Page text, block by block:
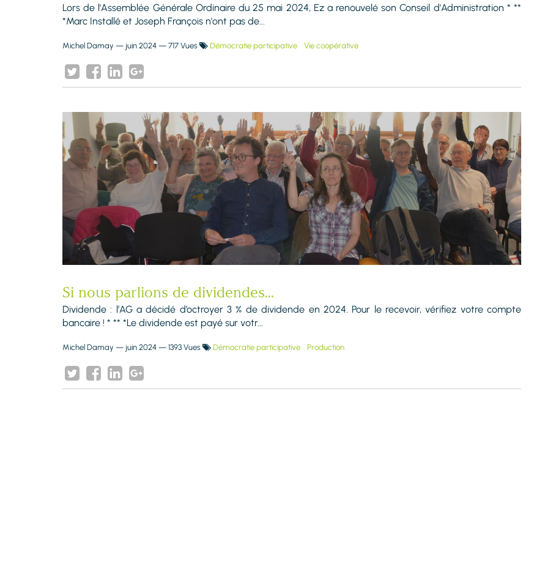
Lors de l'Assemblée Générale Ordinaire du 25 mai 2024, Ez a renouvelé son Conseil d'Administration * **
*Marc Installé et Joseph François n'ont pas de...
Michel Damay — juin 2024 — 717 Vues Démocratie participative Vie coopérative
Si nous parlions de dividendes...
Dividende : l’AG a décidé d’octroyer 3 % de dividende en 2024. Pour le recevoir, vérifiez votre compte
bancaire ! * ** *Le dividende est payé sur votr...
Michel Damay — juin 2024 — 1393 Vues Démocratie participative Production